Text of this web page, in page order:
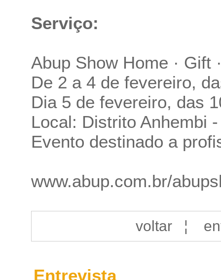
Serviço:
Abup Show Home · Gift
De 2 a 4 de fevereiro,
Dia 5 de fevereiro, das
Local: Distrito Anhembi
Evento destinado a
www.abup.com.br/
voltar¦
Entrevista